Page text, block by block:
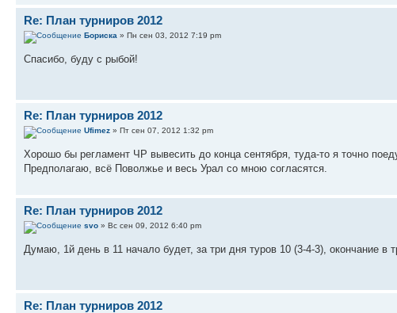
Re: План турниров 2012
Бориска » Пн сен 03, 2012 7:19 pm
Спасибо, буду с рыбой!
Re: План турниров 2012
Ufimez » Пт сен 07, 2012 1:32 pm
Хорошо бы регламент ЧР вывесить до конца сентября, туда-то я точно
Предполагаю, всё Поволжье и весь Урал со мною согласятся.
Re: План турниров 2012
svo » Вс сен 09, 2012 6:40 pm
Думаю, 1й день в 11 начало будет, за три дня туров 10 (3-4-3), окончание в
Re: План турниров 2012